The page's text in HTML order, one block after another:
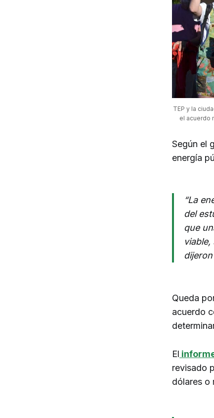
TEP y la
el acuerdo
Según el
energía
“La
del
que
Queda
acuerdo
El
revisado
dólares o